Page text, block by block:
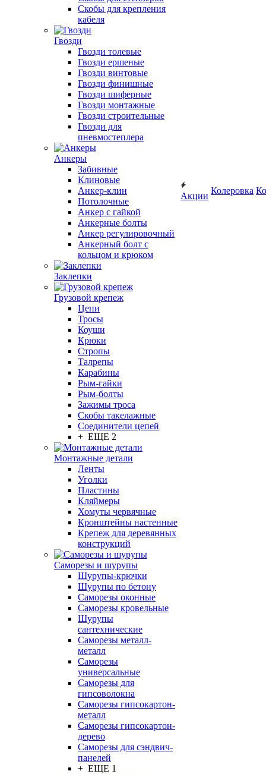
Скобы для крепления
кабеля
Гвозди
Гвозди толевые
Гвозди ершеные
Гвозди винтовые
Гвозди финишные
Гвозди шиферные
Гвозди монтажные
Гвозди строительные
Гвозди для
пневмостеплера
Анкеры
Забивные
Клиновые
Анкер-клин
Потолочные
Анкер с гайкой
Анкерные болты
Анкер регулировочный
Анкерный болт с
кольцом и крюком
Заклепки
Грузовой крепеж
Цепи
Тросы
Коуши
Крюки
Стропы
Талрепы
Карабины
Рым-гайки
Рым-болты
Зажимы троса
Скобы такелажные
Соединители цепей
+ ЕЩЕ 2
Монтажные детали
Ленты
Уголки
Пластины
Кляймеры
Хомуты червячные
Кронштейны настенные
Крепеж для деревянных
конструкций
Саморезы и шурупы
Шурупы-крючки
Шурупы по бетону
Саморезы оконные
Саморезы кровельные
Шурупы
сантехнические
Саморезы металл-
металл
Саморезы
универсальные
Саморезы для
гипсоволокна
Саморезы гипсокартон-
металл
Саморезы гипсокартон-
дерево
Саморезы для сэндвич-
панелей
+ ЕЩЕ 1
Акции
Колеровка